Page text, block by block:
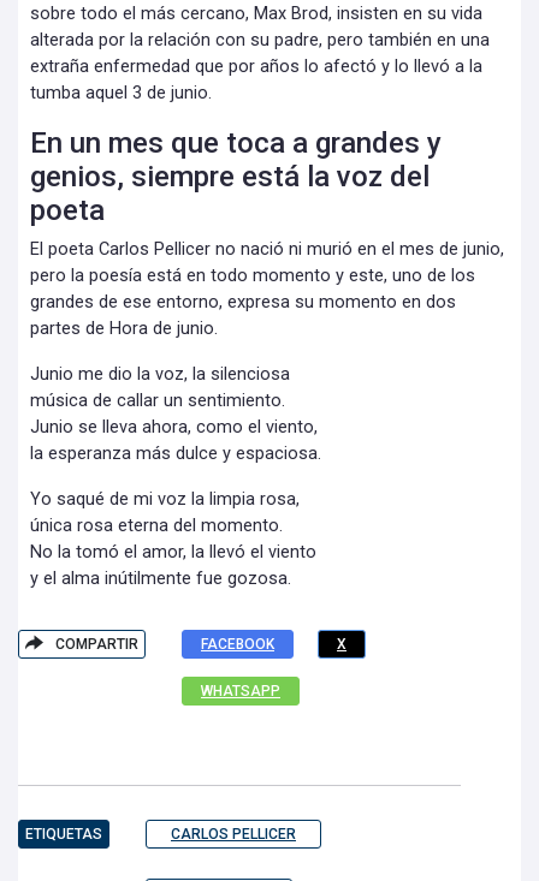
sobre todo el más cercano, Max Brod, insisten en su vida
alterada por la relación con su padre, pero también en una
extraña enfermedad que por años lo afectó y lo llevó a la
tumba aquel 3 de junio.
En un mes que toca a grandes y
genios, siempre está la voz del
poeta
El poeta Carlos Pellicer no nació ni murió en el mes de junio,
pero la poesía está en todo momento y este, uno de los
grandes de ese entorno, expresa su momento en dos
partes de Hora de junio.
Junio me dio la voz, la silenciosa
música de callar un sentimiento.
Junio se lleva ahora, como el viento,
la esperanza más dulce y espaciosa.
Yo saqué de mi voz la limpia rosa,
única rosa eterna del momento.
No la tomó el amor, la llevó el viento
y el alma inútilmente fue gozosa.
COMPARTIR FACEBOOK X
WHATSAPP
ETIQUETAS CARLOS PELLICER